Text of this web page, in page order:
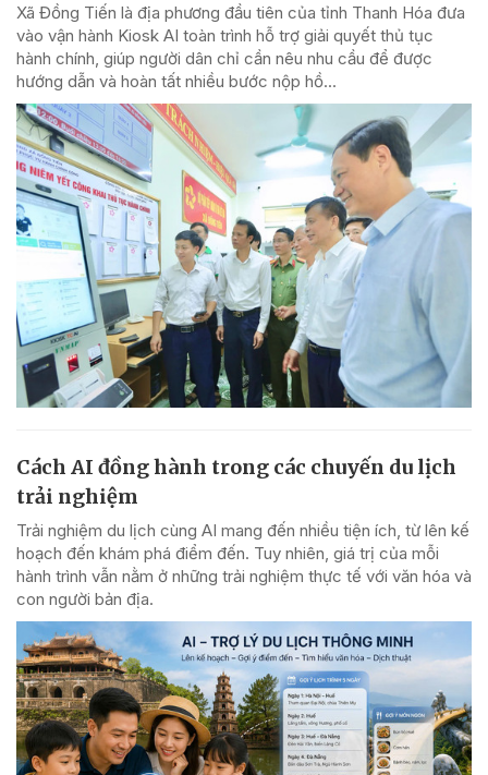
Xã Đồng Tiến là địa phương đầu tiên của tỉnh Thanh Hóa đưa
vào vận hành Kiosk AI toàn trình hỗ trợ giải quyết thủ tục
hành chính, giúp người dân chỉ cần nêu nhu cầu để được
hướng dẫn và hoàn tất nhiều bước nộp hồ...
Cách AI đồng hành trong các chuyến du lịch
trải nghiệm
Trải nghiệm du lịch cùng AI mang đến nhiều tiện ích, từ lên kế
hoạch đến khám phá điểm đến. Tuy nhiên, giá trị của mỗi
hành trình vẫn nằm ở những trải nghiệm thực tế với văn hóa và
con người bản địa.